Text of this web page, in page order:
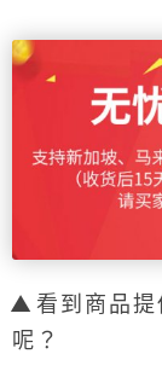
看到商品
呢？